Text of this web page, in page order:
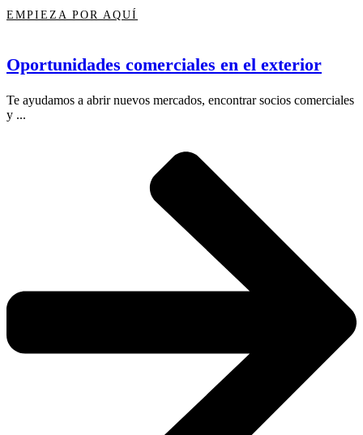
EMPIEZA POR AQUÍ
Oportunidades comerciales en el exterior
Te ayudamos a abrir nuevos mercados, encontrar socios comerciales
y ...